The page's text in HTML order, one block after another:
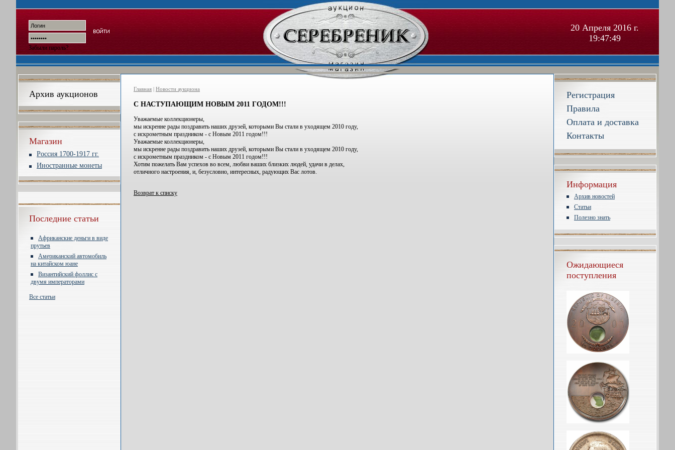
Забыли пароль?
20 Апреля 2016 г.
19:47:50
Архив аукционов
Магазин
Россия 1700-1917 гг.
Иностранные монеты
Последние статьи
Африканские деньги в виде
прутьев
Американский автомобиль
на китайском юане
Византийский фоллис с
двумя императорами
Все статьи
Главная | Новости аукциона
С НАСТУПАЮЩИМ НОВЫМ 2011 ГОДОМ!!!
Уважаемые коллекционеры,
мы искренне рады поздравить наших друзей, которыми Вы стали в уходящем 2010 году,
с искрометным праздником - с Новым 2011 годом!!!
Уважаемые коллекционеры,
мы искренне рады поздравить наших друзей, которыми Вы стали в уходящем 2010 году,
с искрометным праздником - с Новым 2011 годом!!!
Хотим пожелать Вам успехов во всем, любви ваших близких людей, удачи в делах,
отличного настроения, и, безусловно, интересных, радующих Вас лотов.
Возврат к списку
Регистрация
Правила
Оплата и доставка
Контакты
Информация
Архив новостей
Статьи
Полезно знать
Ожидающиеся
поступления